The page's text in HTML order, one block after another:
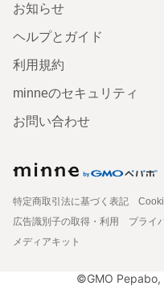
お知らせ
ヘルプとガイド
利用規約
minneのセキュリティ
お問い合わせ
特定商取引法に基づく表記
広告識別子の取得・利用
プライ
メディアキット
©GMO Pepabo,